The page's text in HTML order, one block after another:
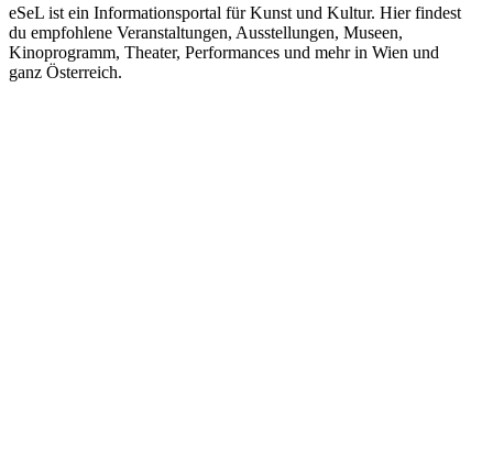
eSeL ist ein Informationsportal für Kunst und Kultur. Hier findest
du empfohlene Veranstaltungen, Ausstellungen, Museen,
Kinoprogramm, Theater, Performances und mehr in Wien und
ganz Österreich.